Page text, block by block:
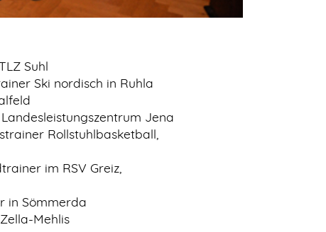
Suhl
Ski nordisch in Ruhla
Jena
Rollstuhlbasketball,
im RSV Greiz,
in Sömmerda
Mehlis